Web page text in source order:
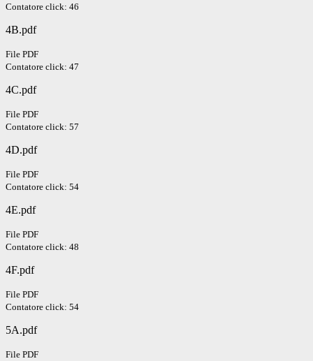
Contatore click: 46
4B.pdf
File PDF
Contatore click: 47
4C.pdf
File PDF
Contatore click: 57
4D.pdf
File PDF
Contatore click: 54
4E.pdf
File PDF
Contatore click: 48
4F.pdf
File PDF
Contatore click: 54
5A.pdf
File PDF